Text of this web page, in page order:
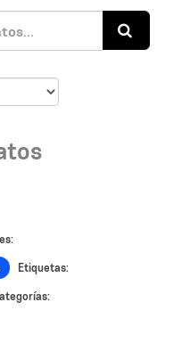
Etiquetas: